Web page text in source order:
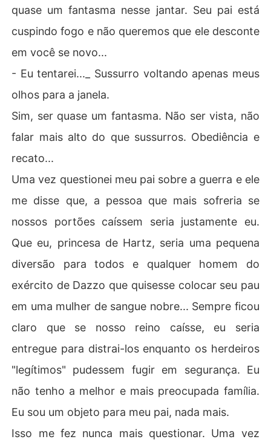
quase um fantasma nesse jantar. Seu pai está
cuspindo fogo e não queremos que ele desconte
em você se novo...
- Eu tentarei..._ Sussurro voltando apenas meus
olhos para a janela.
Sim, ser quase um fantasma. Não ser vista, não
falar mais alto do que sussurros. Obediência e
recato...
Uma vez questionei meu pai sobre a guerra e ele
me disse que, a pessoa que mais sofreria se
nossos portões caíssem seria justamente eu.
Que eu, princesa de Hartz, seria uma pequena
diversão para todos e qualquer homem do
exército de Dazzo que quisesse colocar seu pau
em uma mulher de sangue nobre... Sempre ficou
claro que se nosso reino caísse, eu seria
entregue para distrai-los enquanto os herdeiros
"legítimos" pudessem fugir em segurança. Eu
não tenho a melhor e mais preocupada família.
Eu sou um objeto para meu pai, nada mais.
Isso me fez nunca mais questionar. Uma vez